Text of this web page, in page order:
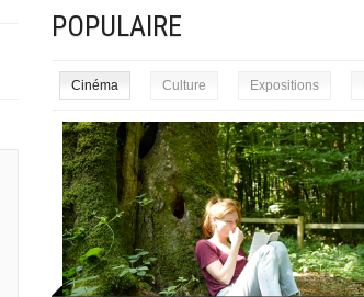
POPULAIRE
Cinéma Culture Expositions